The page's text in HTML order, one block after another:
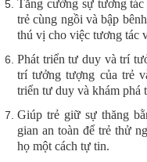
Tăng cường sự tương
trẻ cùng ngồi và bập
thú vị cho việc tương tác
Phát triển tư duy và trí
trí tưởng tượng của trẻ
triển tư duy và khám phá
Giúp trẻ giữ sự thăng
gian an toàn để trẻ thử
họ một cách tự tin.